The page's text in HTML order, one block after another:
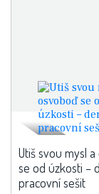
Utiš svou mysl
se od úzkosti –
pracovní sešit